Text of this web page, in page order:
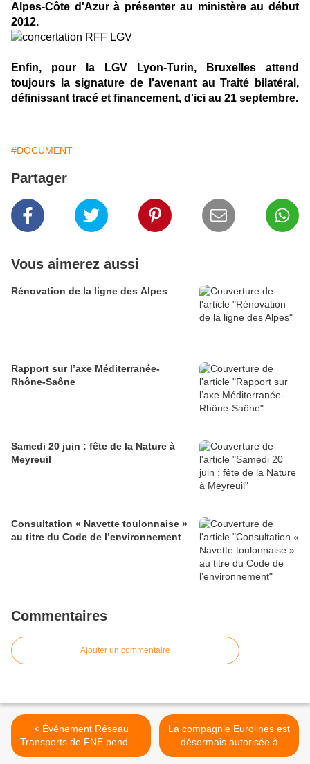
Alpes-Côte d'Azur à présenter au ministère au début
2012.
Enfin, pour la LGV Lyon-Turin, Bruxelles attend
toujours la signature de l'avenant au Traité bilatéral,
définissant tracé et financement, d'ici au 21 septembre.
#DOCUMENT
Partager
Vous aimerez aussi
Rénovation de la ligne des Alpes
Rapport sur l’axe Méditerranée-
Rhône-Saône
Samedi 20 juin : fête de la Nature à
Meyreuil
Consultation « Navette toulonnaise »
au titre du Code de l’environnement
Commentaires
Ajouter un commentaire
< Événement Réseau
Transports de FNE pendant
la semaine européenne de
La compagnie Eurolines est
désormais autorisée à
desservir des villes